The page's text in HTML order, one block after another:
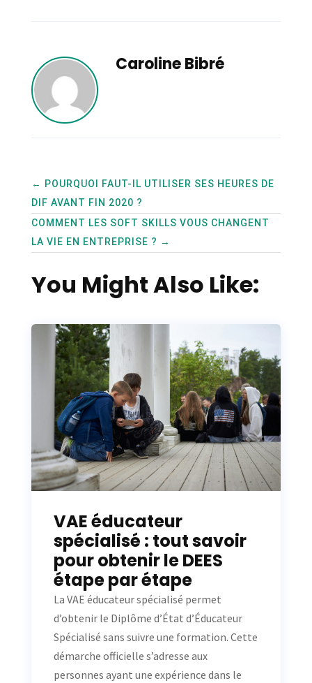
Caroline Bibré
← POURQUOI FAUT-IL UTILISER SES HEURES DE
DIF AVANT FIN 2020 ?
COMMENT LES SOFT SKILLS VOUS CHANGENT
LA VIE EN ENTREPRISE ? →
You Might Also Like:
VAE éducateur
spécialisé : tout savoir
pour obtenir le DEES
étape par étape
La VAE éducateur spécialisé permet
d’obtenir le Diplôme d’État d’Éducateur
Spécialisé sans suivre une formation. Cette
démarche officielle s’adresse aux
personnes ayant une expérience dans le